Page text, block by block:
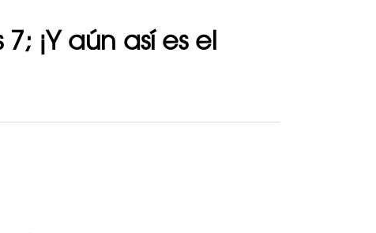
¡Y aún así es el